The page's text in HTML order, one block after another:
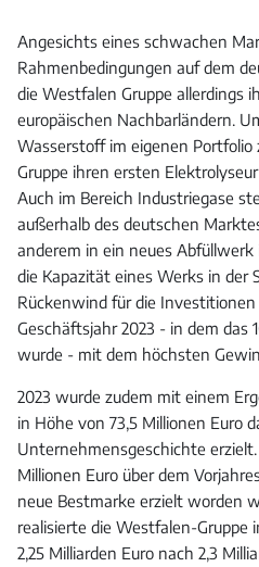
Angesichts eines schwachen
Rahmenbedingungen auf dem
die Westfalen Gruppe allerdings
europäischen Nachbarländern.
Wasserstoff im eigenen Portfolio
Gruppe ihren ersten
Auch im Bereich Industriegase
außerhalb des deutschen
anderem in ein neues
die Kapazität eines Werks in der
Rückenwind für die Investitionen
Geschäftsjahr 2023 - in dem das
wurde - mit dem höchsten
2023 wurde zudem mit einem
in Höhe von 73,5 Millionen Euro
Unternehmensgeschichte
Millionen Euro über dem
neue Bestmarke erzielt worden
realisierte die Westfalen-Gruppe
2,25 Milliarden Euro nach 2,3